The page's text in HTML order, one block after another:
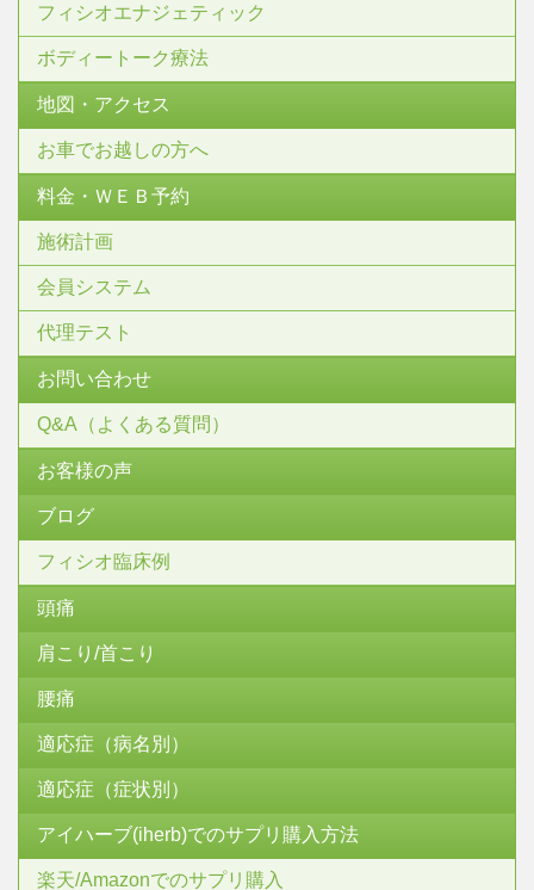
フィシオエナジェティック
ボディートーク療法
地図・アクセス
お車でお越しの方へ
料金・ＷＥＢ予約
施術計画
会員システム
代理テスト
お問い合わせ
Q&A（よくある質問）
お客様の声
ブログ
フィシオ臨床例
頭痛
肩こり/首こり
腰痛
適応症（病名別）
適応症（症状別）
アイハーブ(iherb)でのサプリ購入方法
楽天/Amazonでのサプリ購入